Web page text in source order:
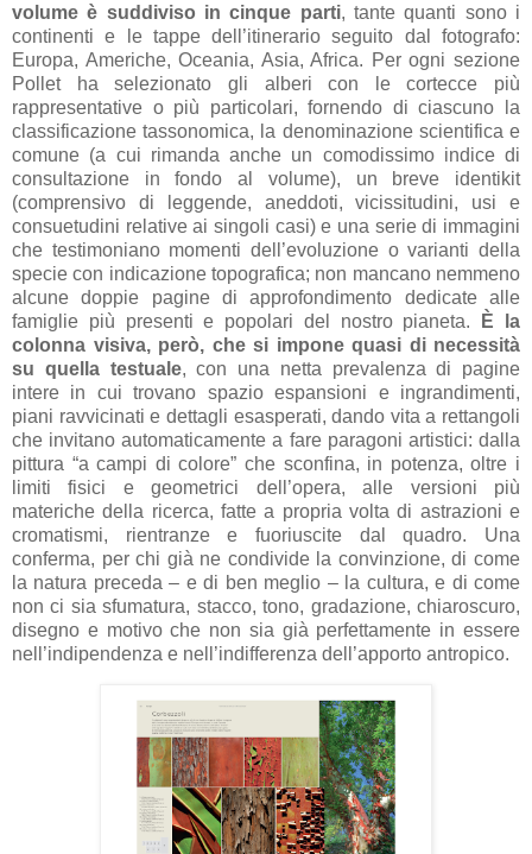
volume è suddiviso in cinque parti, tante quanti sono i
continenti e le tappe dell’itinerario seguito dal fotografo:
Europa, Americhe, Oceania, Asia, Africa. Per ogni sezione
Pollet ha selezionato gli alberi con le cortecce più
rappresentative o più particolari, fornendo di ciascuno la
classificazione tassonomica, la denominazione scientifica e
comune (a cui rimanda anche un comodissimo indice di
consultazione in fondo al volume), un breve identikit
(comprensivo di leggende, aneddoti, vicissitudini, usi e
consuetudini relative ai singoli casi) e una serie di immagini
che testimoniano momenti dell’evoluzione o varianti della
specie con indicazione topografica; non mancano nemmeno
alcune doppie pagine di approfondimento dedicate alle
famiglie più presenti e popolari del nostro pianeta.
È la
colonna visiva, però, che si impone quasi di necessità
su quella testuale, con una netta prevalenza di pagine
intere in cui trovano spazio espansioni e ingrandimenti,
piani ravvicinati e dettagli esasperati, dando vita a rettangoli
che invitano automaticamente a fare paragoni artistici: dalla
pittura “a campi di colore” che sconfina, in potenza, oltre i
limiti fisici e geometrici dell’opera, alle versioni più
materiche della ricerca, fatte a propria volta di astrazioni e
cromatismi, rientranze e fuoriuscite dal quadro. Una
conferma, per chi già ne condivide la convinzione, di come
la natura preceda – e di ben meglio – la cultura, e di come
non ci sia sfumatura, stacco, tono, gradazione, chiaroscuro,
disegno e motivo che non sia già perfettamente in essere
nell’indipendenza e nell’indifferenza dell’apporto antropico.